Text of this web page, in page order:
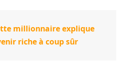
millionnaire explique
riche à coup sûr